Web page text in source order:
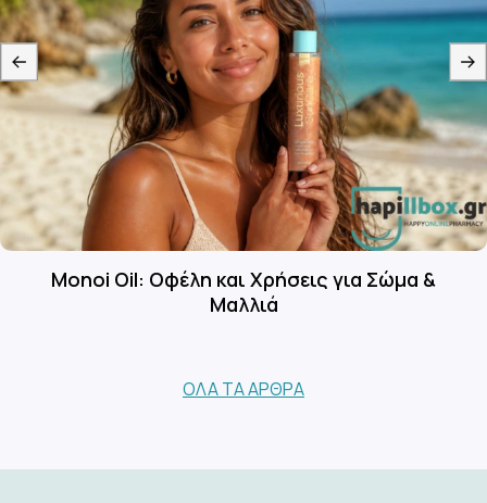
Monoi Oil: Οφέλη και Χρήσεις για Σώμα &
Μαλλιά
ΌΛΑ ΤΑ ΆΡΘΡΑ